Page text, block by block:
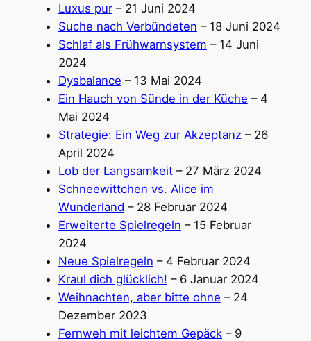
Luxus pur– 21 Juni 2024
Suche nach Verbündeten – 18 Juni 2024
Schlaf als Frühwarnsystem – 14 Juni
2024
Dysbalance – 13 Mai 2024
Ein Hauch von Sünde in der Küche – 4
Mai 2024
Strategie: Ein Weg zur Akzeptanz – 26
April 2024
Lob der Langsamkeit– 27 März 2024
Schneewittchen vs. Alice im
Wunderland – 28 Februar 2024
Erweiterte Spielregeln – 15 Februar
2024
Neue Spielregeln – 4 Februar 2024
Kraul dich glücklich! – 6 Januar 2024
Weihnachten, aber bitte ohne – 24
Dezember 2023
Fernweh mit leichtem Gepäck– 9